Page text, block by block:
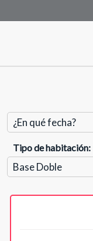
Tipo de habitación: